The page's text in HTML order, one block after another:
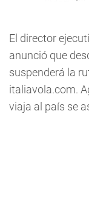
El director
anunció que
suspenderá la
italiavola.com.
viaja al país se